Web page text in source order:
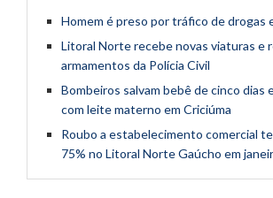
Homem é preso por tráfico de drogas
Litoral Norte recebe novas viaturas e
armamentos da Polícia Civil
Bombeiros salvam bebê de cinco dias
com leite materno em Criciúma
Roubo a estabelecimento comercial
75% no Litoral Norte Gaúcho em